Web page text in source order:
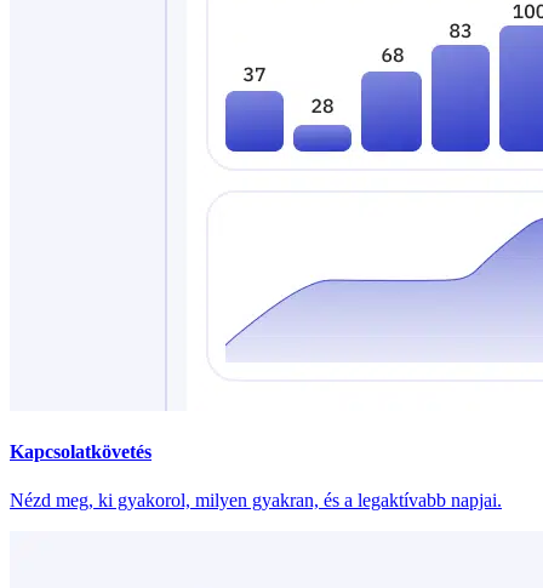
Kapcsolatkövetés
Nézd meg, ki gyakorol, milyen gyakran, és a legaktívabb napjai.